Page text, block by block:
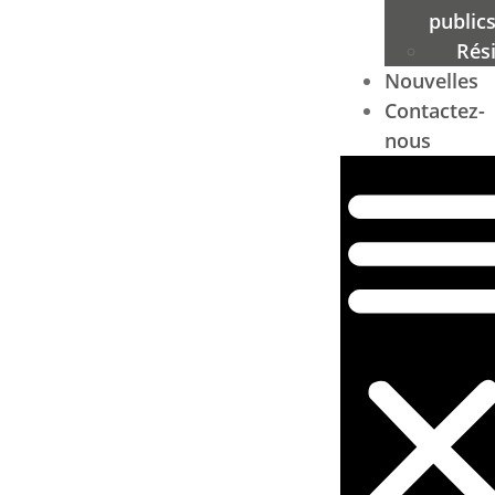
publics
Nouvelles
Contactez-
nous